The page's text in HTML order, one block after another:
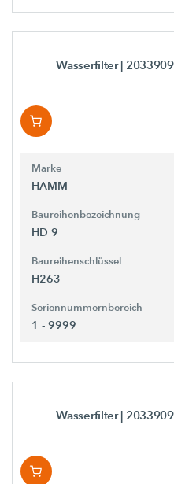
Wasserfilter| 2033909
Marke
HAMM
Baureihenbezeichnung
HD 9
Baureihenschlüssel
H263
Seriennummernbereich
1 - 9999
Wasserfilter| 2033909